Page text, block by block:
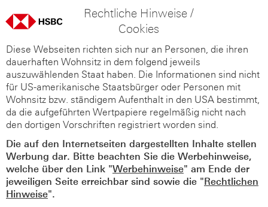
Rechtliche Hinweise /
Cookies
Diese Webseiten richten sich nur an Personen, die ihren
dauerhaften Wohnsitz in dem folgend jeweils
auszuwählenden Staat haben. Die Informationen sind nicht
für US-amerikanische Staatsbürger oder Personen mit
Wohnsitz bzw. ständigem Aufenthalt in den USA bestimmt,
da die aufgeführten Wertpapiere regelmäßig nicht nach
den dortigen Vorschriften registriert worden sind.
Die auf den Internetseiten dargestellten Inhalte stellen
Werbung dar. Bitte beachten Sie die Werbehinweise,
welche über den Link "Werbehinweise" am Ende der
jeweiligen Seite erreichbar sind sowie die "Rechtlichen
Hinweise".